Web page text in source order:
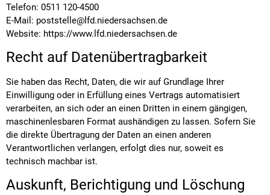
Telefon: 0511 120-4500
E-Mail: poststelle@lfd.niedersachsen.de
Website: https://www.lfd.niedersachsen.de
Recht auf Datenübertragbarkeit
Sie haben das Recht, Daten, die wir auf Grundlage Ihrer
Einwilligung oder in Erfüllung eines Vertrags automatisiert
verarbeiten, an sich oder an einen Dritten in einem gängigen,
maschinenlesbaren Format aushändigen zu lassen. Sofern Sie
die direkte Übertragung der Daten an einen anderen
Verantwortlichen verlangen, erfolgt dies nur, soweit es
technisch machbar ist.
Auskunft, Berichtigung und Löschung